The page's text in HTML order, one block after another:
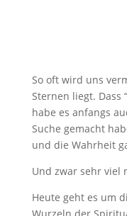
So oft wird uns
Sternen liegt. Dass
habe es anfangs
Suche gemacht
und die Wahrheit
Und zwar sehr viel
Heute geht es um